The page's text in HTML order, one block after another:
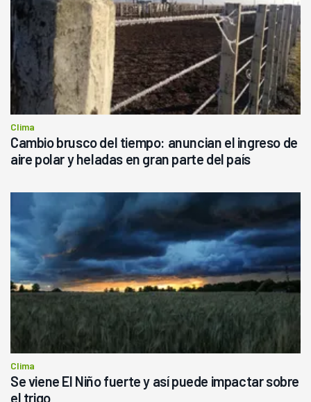
Clima
Cambio brusco del tiempo: anuncian el ingreso de
aire polar y heladas en gran parte del país
Clima
Se viene El Niño fuerte y así puede impactar sobre
el trigo